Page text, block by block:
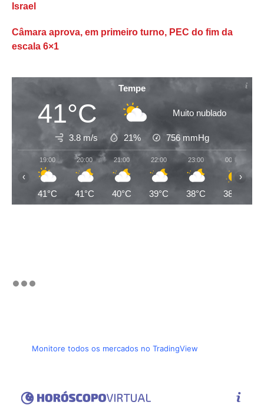
Israel
Câmara aprova, em primeiro turno, PEC do fim da
escala 6×1
Tempe
41°C Muito nublado
3.8 m/s 21% 756 mmHg
19:00
41°C
20:00
41°C
21:00
40°C
22:00
39°C
23:00
38°C
00:00
38°C
‹ ›
Monitore todos os mercados no TradingView